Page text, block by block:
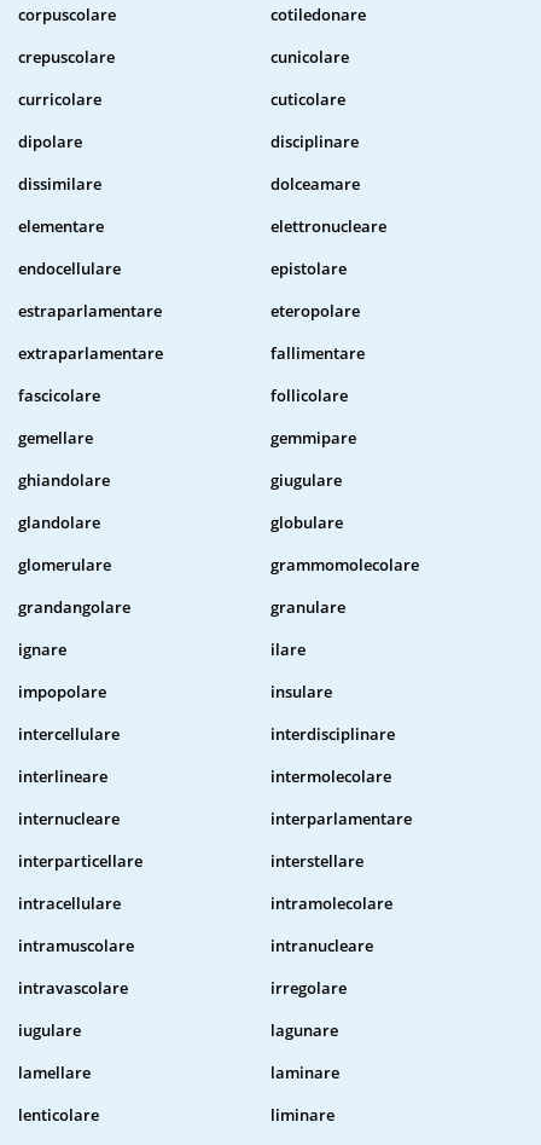
corpuscolare
cotiledonare
crepuscolare
cunicolare
curricolare
cuticolare
dipolare
disciplinare
dissimilare
dolceamare
elementare
elettronucleare
endocellulare
epistolare
estraparlamentare
eteropolare
extraparlamentare
fallimentare
fascicolare
follicolare
gemellare
gemmipare
ghiandolare
giugulare
glandolare
globulare
glomerulare
grammomolecolare
grandangolare
granulare
ignare
ilare
impopolare
insulare
intercellulare
interdisciplinare
interlineare
intermolecolare
internucleare
interparlamentare
interparticellare
interstellare
intracellulare
intramolecolare
intramuscolare
intranucleare
intravascolare
irregolare
iugulare
lagunare
lamellare
laminare
lenticolare
liminare